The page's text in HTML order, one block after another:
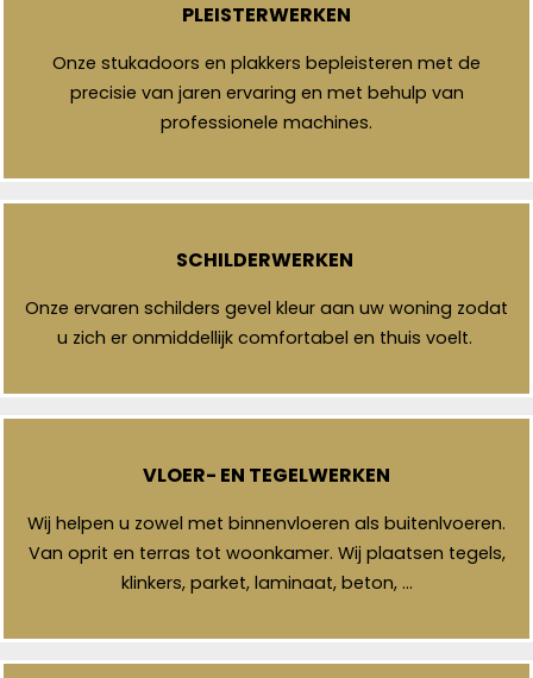
PLEISTERWERKEN
Onze stukadoors en plakkers bepleisteren met de
precisie van jaren ervaring en met behulp van
professionele machines.
SCHILDERWERKEN
Onze ervaren schilders gevel kleur aan uw woning zodat
u zich er onmiddellijk comfortabel en thuis voelt.
VLOER- EN TEGELWERKEN
Wij helpen u zowel met binnenvloeren als buitenlvoeren.
Van oprit en terras tot woonkamer. Wij plaatsen tegels,
klinkers, parket, laminaat, beton, …